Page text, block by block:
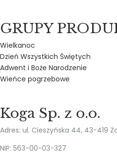
GRUPY
Wielkanoc
Dzień Wszystkich Świętych
Adwent i Boże Narodzenie
Wieńce pogrzebowe
Koga Sp. z o.o.
Adres: ul. Cieszyńska 44, 43-419
NIP: 563-00-03-327